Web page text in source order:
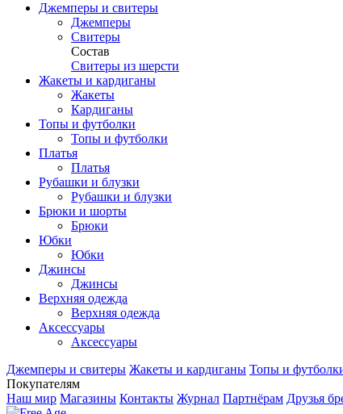
Джемперы и свитеры
Джемперы
Свитеры
Состав
Свитеры из шерсти
Жакеты и кардиганы
Жакеты
Кардиганы
Топы и футболки
Топы и футболки
Платья
Платья
Рубашки и блузки
Рубашки и блузки
Брюки и шорты
Брюки
Юбки
Юбки
Джинсы
Джинсы
Верхняя одежда
Верхняя одежда
Аксесcуары
Аксесcуары
Джемперы и свитеры Жакеты и кардиганы Топы и
Покупателям
Наш мир Магазины Контакты Журнал Партнёрам Друзья